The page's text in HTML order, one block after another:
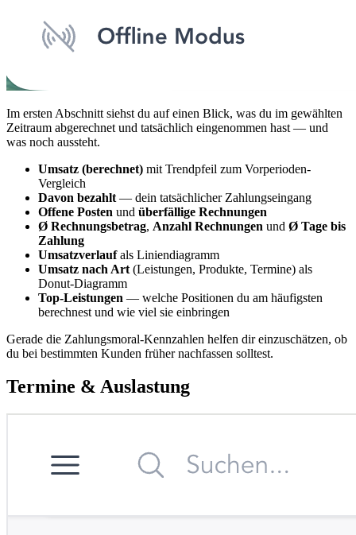
Im ersten Abschnitt siehst du auf einen Blick, was du im gewählten
Zeitraum abgerechnet und tatsächlich eingenommen hast — und
was noch aussteht.
Umsatz (berechnet) mit Trendpfeil zum Vorperioden-
Vergleich
Davon bezahlt — dein tatsächlicher Zahlungseingang
Offene Posten und überfällige Rechnungen
Ø Rechnungsbetrag, Anzahl Rechnungen und Ø Tage bis
Zahlung
Umsatzverlaufals Liniendiagramm
Umsatz nach Art (Leistungen, Produkte, Termine) als
Donut-Diagramm
Top-Leistungen — welche Positionen du am häufigsten
berechnest und wie viel sie einbringen
Gerade die Zahlungsmoral-Kennzahlen helfen dir einzuschätzen, ob
du bei bestimmten Kunden früher nachfassen solltest.
Termine & Auslastung